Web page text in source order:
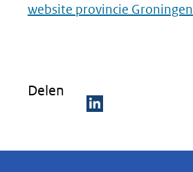
website provincie Groningen
Delen
e